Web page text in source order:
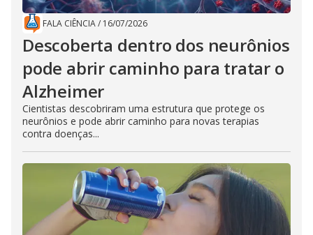
FALA CIÊNCIA/ 16/07/2026
Descoberta dentro dos neurônios
pode abrir caminho para tratar o
Alzheimer
Cientistas descobriram uma estrutura que protege os
neurônios e pode abrir caminho para novas terapias
contra doenças...